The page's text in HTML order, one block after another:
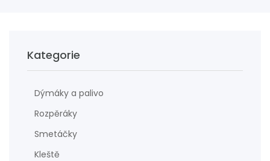
Kategorie
Dýmáky a palivo
Rozpěráky
Smetáčky
Kleště